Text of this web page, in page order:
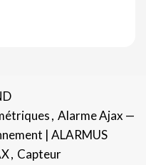
, Alarme Ajax —
| ALARMUS
, Capteur